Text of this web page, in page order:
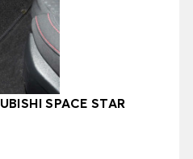
SPACE STAR